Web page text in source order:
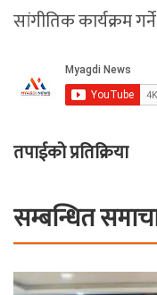
सांगीतिक कार्यक्रम
तपाईको प्रतिक्रिया
सम्बन्धित